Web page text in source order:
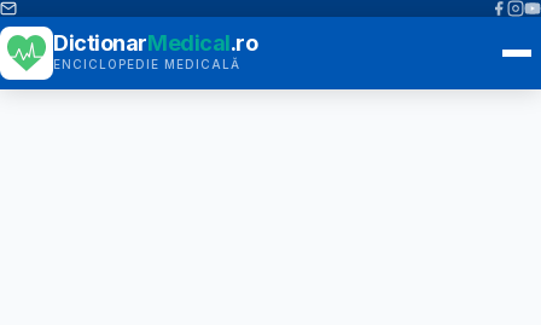
DictionarMedical.ro
ENCICLOPEDIE MEDICALĂ